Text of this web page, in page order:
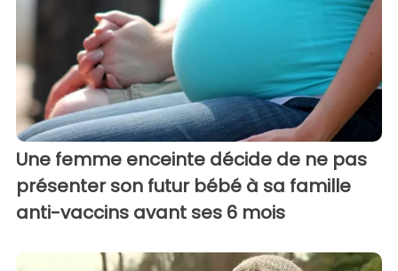
Une femme enceinte décide de ne pas
présenter son futur bébé à sa famille
anti-vaccins avant ses 6 mois